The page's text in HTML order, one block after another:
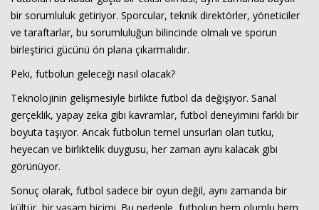
bir sorumluluk getiriyor. Sporcular, teknik direktörler, yöneticiler
ve taraftarlar, bu sorumluluğun bilincinde olmalı ve sporun
birleştirici gücünü ön plana çıkarmalıdır.
Peki, futbolun geleceği nasıl olacak?
Teknolojinin gelişmesiyle birlikte futbol da değişiyor. Sanal
gerçeklik, yapay zeka gibi kavramlar, futbol deneyimini farklı bir
boyuta taşıyor. Ancak futbolun temel unsurları olan tutku,
heyecan ve birliktelik duygusu, her zaman aynı kalacak gibi
görünüyor.
Sonuç olarak, futbol sadece bir oyun değil, aynı zamanda bir